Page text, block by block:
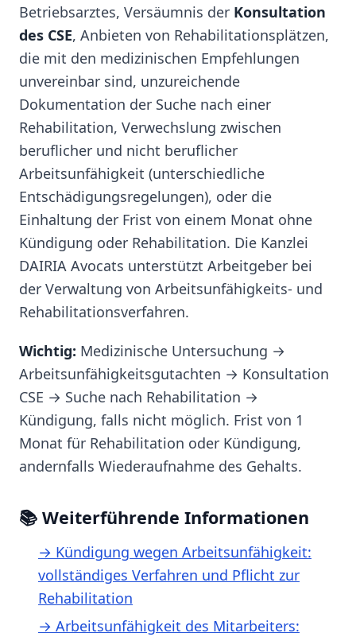
Betriebsarztes, Versäumnis der Konsultation
des CSE, Anbieten von Rehabilitationsplätzen,
die mit den medizinischen Empfehlungen
unvereinbar sind, unzureichende
Dokumentation der Suche nach einer
Rehabilitation, Verwechslung zwischen
beruflicher und nicht beruflicher
Arbeitsunfähigkeit (unterschiedliche
Entschädigungsregelungen), oder die
Einhaltung der Frist von einem Monat ohne
Kündigung oder Rehabilitation. Die Kanzlei
DAIRIA Avocats unterstützt Arbeitgeber bei
der Verwaltung von Arbeitsunfähigkeits- und
Rehabilitationsverfahren.
Wichtig: Medizinische Untersuchung →
Arbeitsunfähigkeitsgutachten → Konsultation
CSE → Suche nach Rehabilitation →
Kündigung, falls nicht möglich. Frist von 1
Monat für Rehabilitation oder Kündigung,
andernfalls Wiederaufnahme des Gehalts.
📚 Weiterführende Informationen
→ Kündigung wegen Arbeitsunfähigkeit:
vollständiges Verfahren und Pflicht zur
Rehabilitation
→ Arbeitsunfähigkeit des Mitarbeiters: